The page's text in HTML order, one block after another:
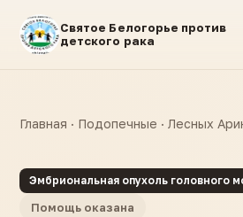
Святое Белогорье против
детского рака
Главная · Подопечные · Лесных
Эмбриональная опухоль головного
Помощь оказана